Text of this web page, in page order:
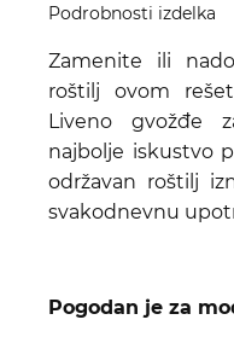
Podrobnosti izdelka
Zamenite ili
roštilj ovom
Liveno gvožđe
najbolje iskustvo
održavan roštilj
svakodnevnu
Pogodan je za